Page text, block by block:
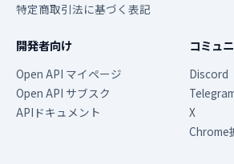
特定商取引法に基づく表記
開発者向け
Open API マイページ
Open API サブスク
APIドキュメント
コミュ
Discord
X
Chrome